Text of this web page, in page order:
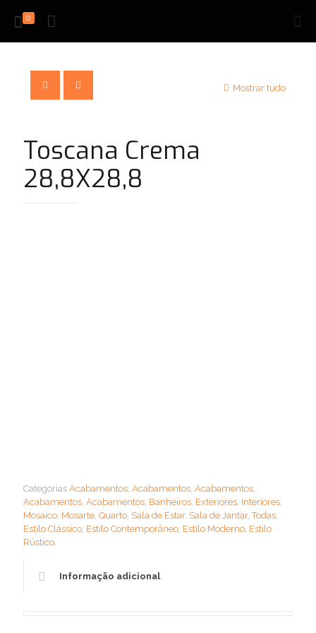
0
Mostrar tudo
Toscana Crema
28,8X28,8
Categorias Acabamentos, Acabamentos, Acabamentos,
Acabamentos, Acabamentos, Banheiros, Exteriores, Interiores,
Mosaico, Mosarte, Quarto, Sala de Estar, Sala de Jantar,Todas,
Estilo Clássico, Estilo Contemporâneo, Estilo Moderno, Estilo
Rústico.
Informação adicional